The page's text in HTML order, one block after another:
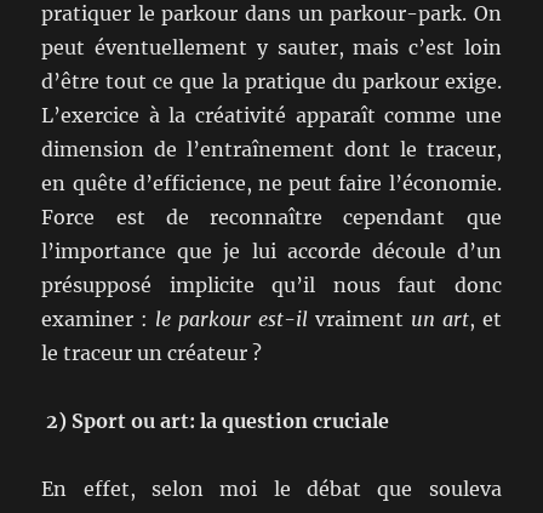
pratiquer le parkour dans un parkour-park. On
peut éventuellement y sauter, mais c’est loin
d’être tout ce que la pratique du parkour exige.
L’exercice à la créativité apparaît comme une
dimension de l’entraînement dont le traceur,
en quête d’efficience, ne peut faire l’économie.
Force est de reconnaître cependant que
l’importance que je lui accorde découle d’un
présupposé implicite qu’il nous faut donc
examiner : le parkour est-il vraiment un art, et
le traceur un créateur ?
2) Sport ou art: la question cruciale
En effet, selon moi le débat que souleva